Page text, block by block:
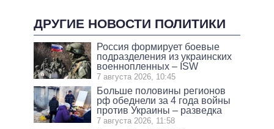
ДРУГИЕ НОВОСТИ ПОЛИТИКИ
Россия формирует боевые
подразделения из украинских
военнопленных – ISW
7 августа 2026, 10:45
Больше половины регионов
рф обеднели за 4 года войны
против Украины – разведка
7 августа 2026, 11:58